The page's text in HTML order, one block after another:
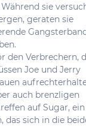
sie
geraten sie
den Verbrechern,
Joe und Jerry
auch brenzligen
auf Sugar,
das sich in die